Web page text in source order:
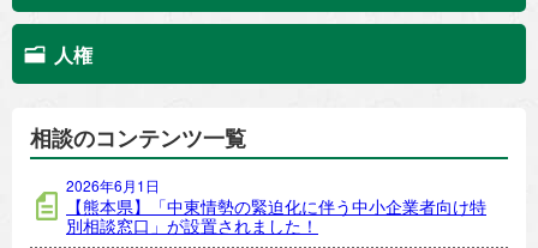
人権
相談のコンテンツ一覧
2026年6月1日
【熊本県】「中東情勢の緊迫化に伴う中小企業者向け特
別相談窓口」が設置されました！